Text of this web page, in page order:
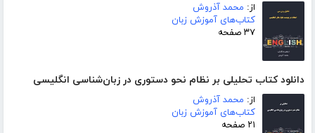
از: محمد آذروش
کتاب‌های آموزش زبان
۳۷ صفحه
دانلود کتاب تحلیلی بر نظام نحو دستوری در زبان‌شناسی انگلیسی
از: محمد آذروش
کتاب‌های آموزش زبان
۲۱ صفحه